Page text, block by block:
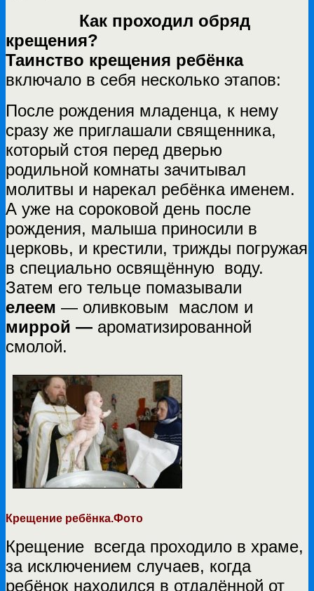
Как проходил обряд
крещения?
Таинство крещения ребёнка
включало в себя несколько этапов:
После рождения младенца, к нему
сразу же приглашали священника,
который стоя перед дверью
родильной комнаты зачитывал
молитвы и нарекал ребёнка именем.
А уже на сороковой день после
рождения, малыша приносили в
церковь, и крестили, трижды погружая
в специально освящённую воду.
Затем его тельце помазывали
елеем — оливковым маслом и
миррой — ароматизированной
смолой.
Крещение ребёнка.Фото
Крещение всегда проходило в храме,
за исключением случаев, когда
ребёнок находился в отдалённой от